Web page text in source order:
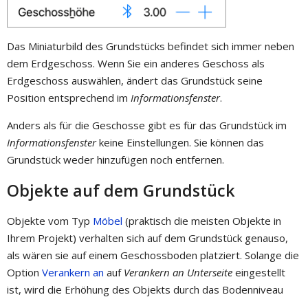
Das Miniaturbild des Grundstücks befindet sich immer neben
dem Erdgeschoss. Wenn Sie ein anderes Geschoss als
Erdgeschoss auswählen, ändert das Grundstück seine
Position entsprechend im Informationsfenster.
Anders als für die Geschosse gibt es für das Grundstück im
Informationsfensterkeine Einstellungen. Sie können das
Grundstück weder hinzufügen noch entfernen.
Objekte auf dem Grundstück
Objekte vom Typ Möbel (praktisch die meisten Objekte in
Ihrem Projekt) verhalten sich auf dem Grundstück genauso,
als wären sie auf einem Geschossboden platziert. Solange die
Option Verankern an auf Verankern an Unterseite eingestellt
ist, wird die Erhöhung des Objekts durch das Bodenniveau